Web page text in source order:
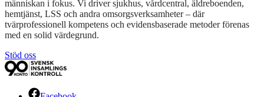
människan i fokus. Vi driver sjukhus, vårdcentral, äldreboenden,
hemtjänst, LSS och andra omsorgsverksamheter – där
tvärprofessionell kompetens och evidensbaserade metoder förenas
med en solid värdegrund.
Stöd oss